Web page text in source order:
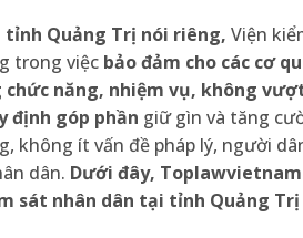
tỉnh Quảng Trị nói riêng, Viện
trong việc bảo đảm cho các cơ
năng, nhiệm vụ, không
định góp phần giữ gìn và tăng
không ít vấn đề pháp lý, người
dân. Dưới đây,
sát nhân dân tại tỉnh Quảng Trị